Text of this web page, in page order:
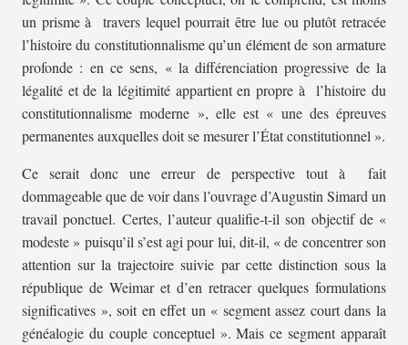
un prisme à travers lequel pourrait être lue ou plutôt retracée
l’histoire du constitutionnalisme qu’un élément de son armature
profonde : en ce sens, « la différenciation progressive de la
légalité et de la légitimité appartient en propre à l’histoire du
constitutionnalisme moderne », elle est « une des épreuves
permanentes auxquelles doit se mesurer l’État constitutionnel ».
Ce serait donc une erreur de perspective tout à fait
dommageable que de voir dans l’ouvrage d’Augustin Simard un
travail ponctuel. Certes, l’auteur qualifie-t-il son objectif de «
modeste » puisqu’il s’est agi pour lui, dit-il, « de concentrer son
attention sur la trajectoire suivie par cette distinction sous la
république de Weimar et d’en retracer quelques formulations
significatives », soit en effet un « segment assez court dans la
généalogie du couple conceptuel ». Mais ce segment apparaît